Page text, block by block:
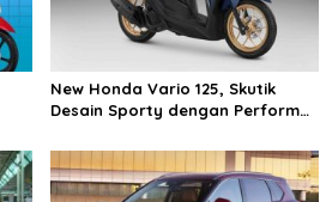
New Honda Vario 125, Skutik
Desain Sporty dengan Performa